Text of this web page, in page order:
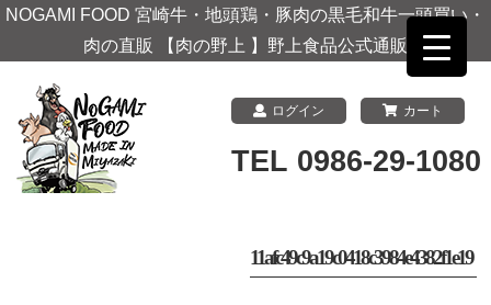
NOGAMI FOOD 宮崎牛・地頭鶏・豚肉の黒毛和牛一頭買い・
肉の直販 【肉の野上 】野上食品公式通販
ログイン カート
TEL 0986-29-1080
11afc49c9a19c0418c3984e4382f1e19